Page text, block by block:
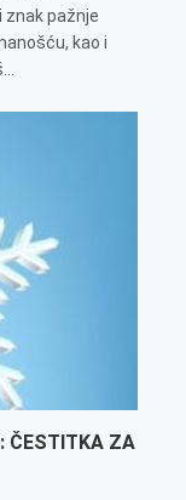
znak pažnje
kao i
ČESTITKA ZA